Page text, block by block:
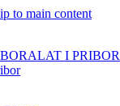
to main content
ALAT I PRIBOR